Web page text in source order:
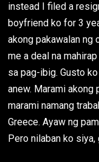
instead I filed a
boyfriend ko for 3
akong pakawalan ng
me a deal na
sa pag-ibig. Gusto
anew. Marami akong
marami namang
Greece. Ayaw ng
Pero nilaban ko siya,